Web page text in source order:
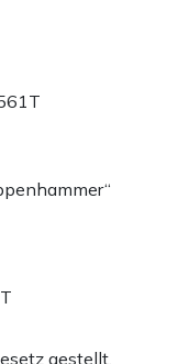
gestellt.